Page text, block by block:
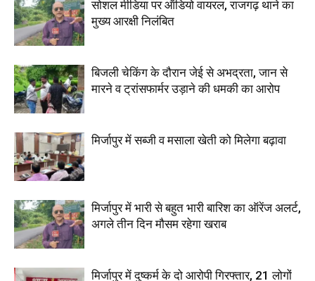
सोशल मीडिया पर ऑडियो वायरल, राजगढ़ थाने का
मुख्य आरक्षी निलंबित
बिजली चेकिंग के दौरान जेई से अभद्रता, जान से
मारने व ट्रांसफार्मर उड़ाने की धमकी का आरोप
मिर्जापुर में सब्जी व मसाला खेती को मिलेगा बढ़ावा
मिर्जापुर में भारी से बहुत भारी बारिश का ऑरेंज अलर्ट,
अगले तीन दिन मौसम रहेगा खराब
मिर्जापुर में दुष्कर्म के दो आरोपी गिरफ्तार, 21 लोगों